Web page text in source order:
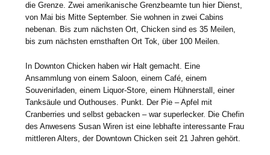
die Grenze. Zwei amerikanische Grenzbeamte tun hier Dienst,
von Mai bis Mitte September. Sie wohnen in zwei Cabins
nebenan. Bis zum nächsten Ort, Chicken sind es 35 Meilen,
bis zum nächsten ernsthaften Ort Tok, über 100 Meilen.
In Downton Chicken haben wir Halt gemacht. Eine
Ansammlung von einem Saloon, einem Café, einem
Souvenirladen, einem Liquor-Store, einem Hühnerstall, einer
Tanksäule und Outhouses. Punkt. Der Pie – Apfel mit
Cranberries und selbst gebacken – war superlecker. Die Chefin
des Anwesens Susan Wiren ist eine lebhafte interessante Frau
mittleren Alters, der Downtown Chicken seit 21 Jahren gehört.